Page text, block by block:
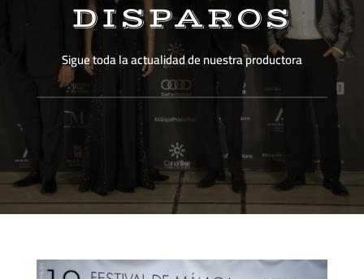
DISPAROS
Sigue toda la actualidad de nuestra productora